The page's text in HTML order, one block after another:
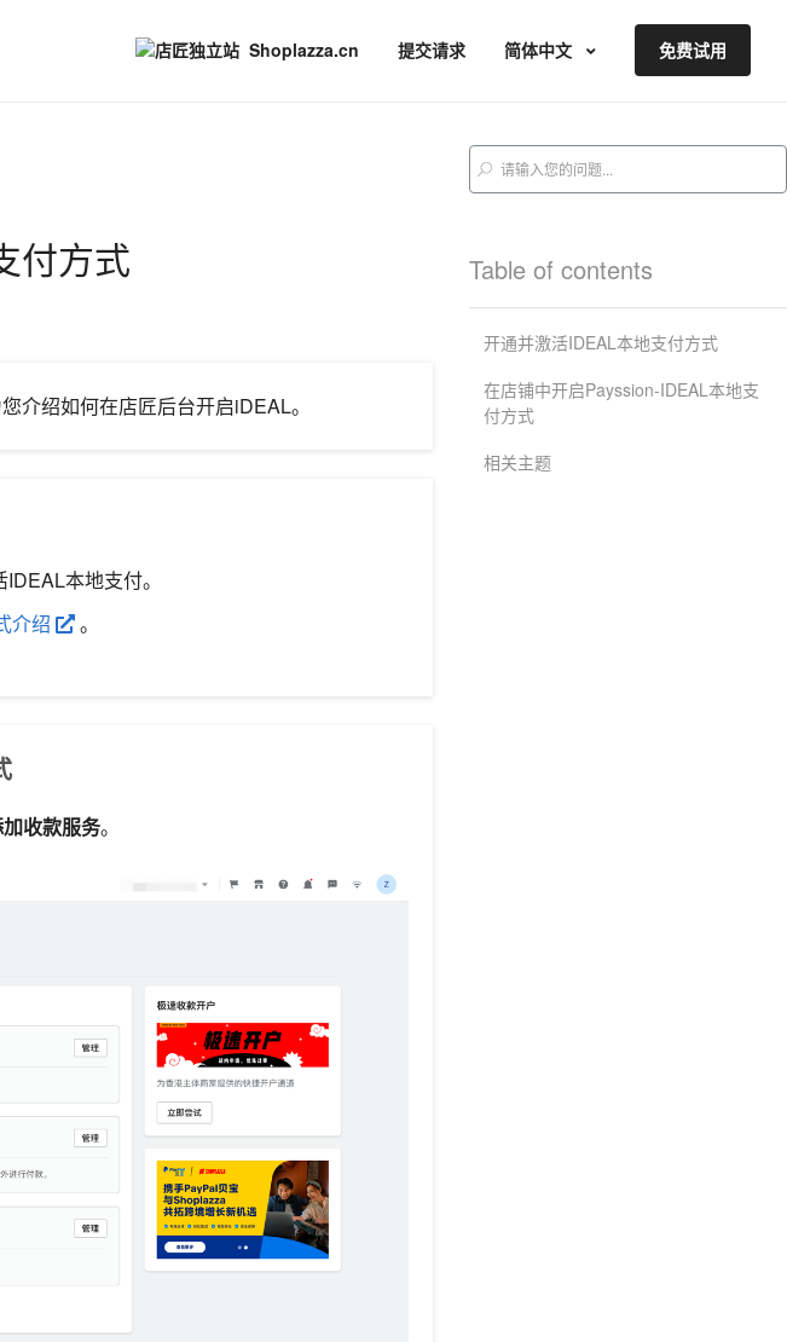
Shoplazza.cn 提交请求 简体中文 免费试用
付方式
介绍如何在店匠后台开启iDEAL。
本地支付。
介绍 。
收款服务。
Table of contents
开通并激活IDEAL本地支付方式
在店铺中开启Payssion-IDEAL本地支
付方式
相关主题